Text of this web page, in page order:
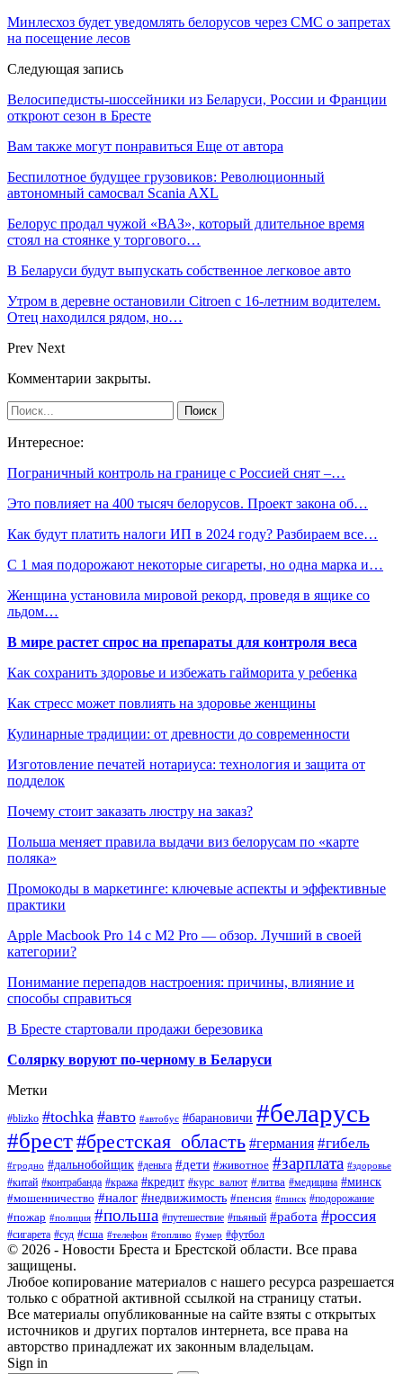
Минлесхоз будет уведомлять белорусов через СМС о запретах
на посещение лесов
Следующая запись
Велосипедисты-шоссейники из Беларуси, России и Франции
откроют сезон в Бресте
Вам также могут понравиться Еще от автора
Беспилотное будущее грузовиков: Революционный
автономный самосвал Scania AXL
Белорус продал чужой «ВАЗ», который длительное время
стоял на стоянке у торгового…
В Беларуси будут выпускать собственное легковое авто
Утром в деревне остановили Citroen с 16-летним водителем.
Отец находился рядом, но…
Prev Next
Комментарии закрыты.
Интересное:
Пограничный контроль на границе с Россией снят –…
Это повлияет на 400 тысяч белорусов. Проект закона об…
Как будут платить налоги ИП в 2024 году? Разбираем все…
С 1 мая подорожают некоторые сигареты, но одна марка и…
Женщина установила мировой рекорд, проведя в ящике со
льдом…
В мире растет спрос на препараты для контроля веса
Как сохранить здоровье и избежать гайморита у ребенка
Как стресс может повлиять на здоровье женщины
Кулинарные традиции: от древности до современности
Изготовление печатей нотариуса: технология и защита от
подделок
Почему стоит заказать люстру на заказ?
Польша меняет правила выдачи виз белорусам по «карте
поляка»
Промокоды в маркетинге: ключевые аспекты и эффективные
практики
Apple Macbook Pro 14 с M2 Pro — обзор. Лучший в своей
категории?
Понимание перепадов настроения: причины, влияние и
способы справиться
В Бресте стартовали продажи березовика
Солярку воруют по-черному в Беларуси
Метки
#blizko #tochka #авто #автобус #барановичи #беларусь
#брест#брестская_область #германия #гибель
#гродно #дальнобойщик #деньга #дети #животное #зарплата #здоровье
#китай #контрабанда #кража #кредит #курс_валют #литва #медицина #минск
#мошенничество #налог #недвижимость #пенсия #пинск #подорожание
#пожар #полиция #польша #путешествие #пьяный #работа #россия
#сигарета #суд #сша #телефон #топливо #умер #футбол
© 2026 - Новости Бреста и Брестской области. Все права
защищены.
Любое копирование материалов с нашего ресурса разрешается
только с обратной активной ссылкой на страницу статьи.
Все материалы опубликованные на сайте взяты с открытых
источников и других порталов интернета, все права на
авторство принадлежат их законным владельцам.
Sign in